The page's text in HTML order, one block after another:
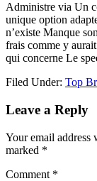
Administre via Un
unique option
n’existe Manque
frais comme y
qui concerne Le
Filed Under: Top
Reader
Leave a Reply
Your email address
marked *
Comment *